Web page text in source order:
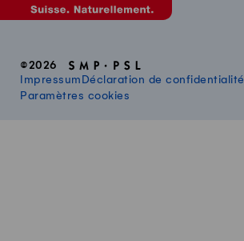
©2026
Impressum Déclaration de confidentialité
Paramètres cookies